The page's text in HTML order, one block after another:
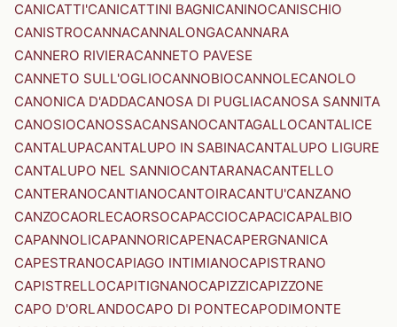
CANICATTI'CANICATTINI BAGNICANINOCANISCHIO
CANISTROCANNACANNALONGACANNARA
CANNERO RIVIERACANNETO PAVESE
CANNETO SULL'OGLIOCANNOBIOCANNOLECANOLO
CANONICA D'ADDACANOSA DI PUGLIACANOSA SANNITA
CANOSIOCANOSSACANSANOCANTAGALLOCANTALICE
CANTALUPACANTALUPO IN SABINACANTALUPO LIGURE
CANTALUPO NEL SANNIOCANTARANACANTELLO
CANTERANOCANTIANOCANTOIRACANTU'CANZANO
CANZOCAORLECAORSOCAPACCIOCAPACICAPALBIO
CAPANNOLICAPANNORICAPENACAPERGNANICA
CAPESTRANOCAPIAGO INTIMIANOCAPISTRANO
CAPISTRELLOCAPITIGNANOCAPIZZICAPIZZONE
CAPO D'ORLANDOCAPO DI PONTECAPODIMONTE